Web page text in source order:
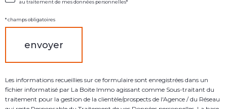
É
g
e
z
C
O
O
R
au traitement de mes données personnelles*
* champs obligatoires
envoyer
Les informations recueillies sur ce formulaire sont enregistrées dans un
fichier informatisé par La Boite Immo agissant comme Sous-traitant du
traitement pour la gestion de la clientèle/prospects de l'Agence / du Réseau